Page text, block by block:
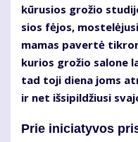
kū­ru­sios gro­žio
sios fė­jos,
ma­mas pa­ver­tė
ku­rios gro­žio sa­lo­ne
tad to­ji die­na joms
ir net iš­si­pil­džiu­si
Prie ini­cia­ty­vos